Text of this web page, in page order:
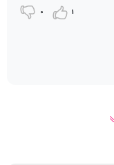
1
0